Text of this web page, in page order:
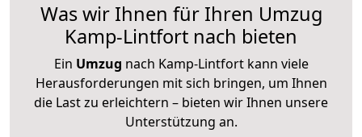
Was wir Ihnen für Ihren Umzug
Kamp-Lintfort nach bieten
Ein Umzug nach Kamp-Lintfort kann viele
Herausforderungen mit sich bringen, um Ihnen
die Last zu erleichtern – bieten wir Ihnen unsere
Unterstützung an.